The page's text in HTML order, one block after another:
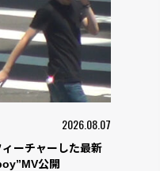
2026.08.07
ーチャーした最新
公開